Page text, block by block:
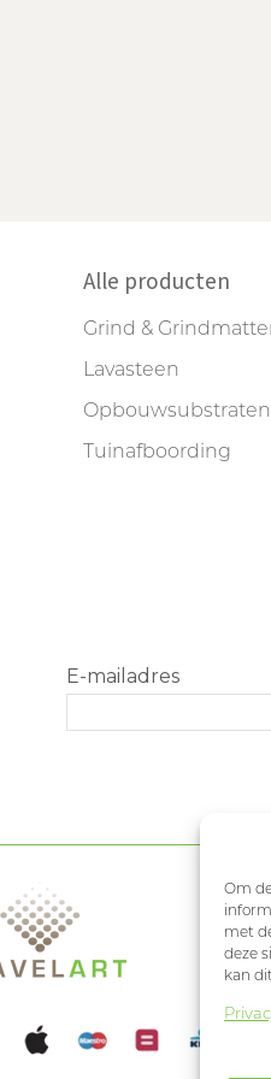
Om
met
deze
kan
Alle producten
Grind &
Lavasteen
Opbouwsubstraten
Tuinafboording